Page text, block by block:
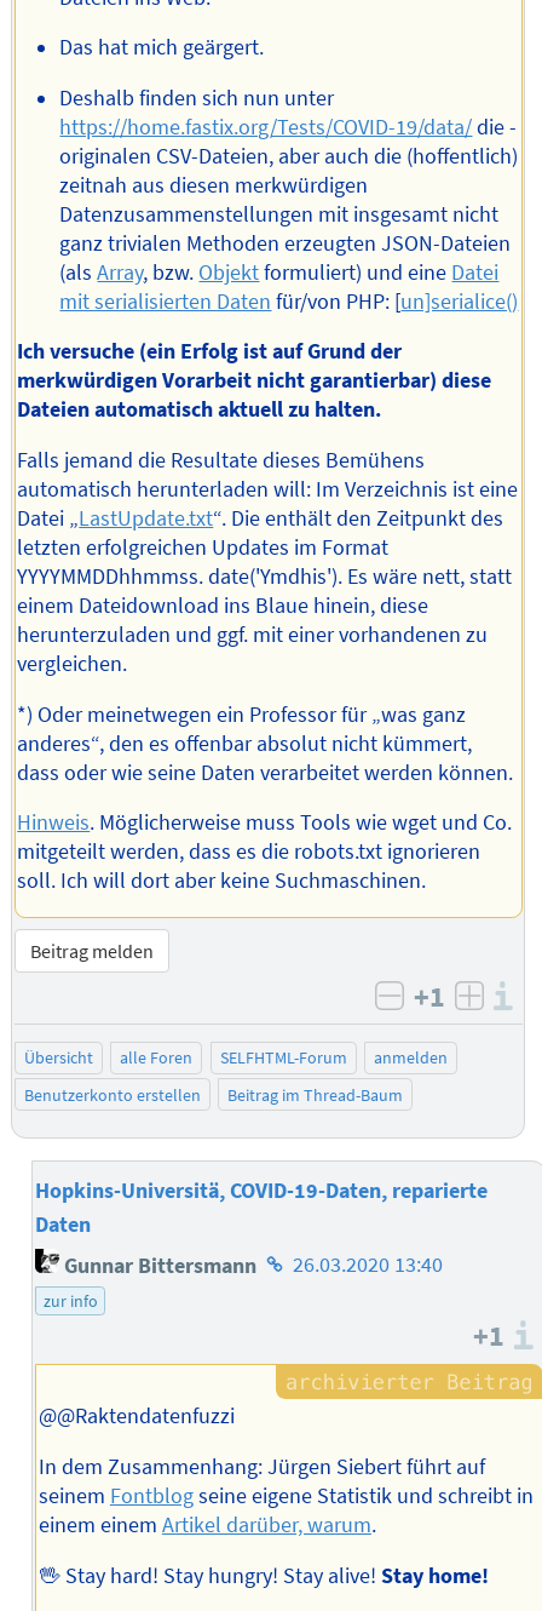
Das hat mich geärgert.
Deshalb finden sich nun unter
https://home.fastix.org/Tests/COVID-19/data/die -
originalen CSV-Dateien, aber auch die (hoffentlich)
zeitnah aus diesen merkwürdigen
Datenzusammenstellungen mit insgesamt nicht
ganz trivialen Methoden erzeugten JSON-Dateien
(alsArray, bzw. Objektformuliert) und eine Datei
mit serialisierten Daten für/von PHP: [un]serialice()
Ich versuche (ein Erfolg ist auf Grund der
merkwürdigen Vorarbeit nicht garantierbar) diese
Dateien automatisch aktuell zu halten.
Falls jemand die Resultate dieses Bemühens
automatisch herunterladen will: Im Verzeichnis ist eine
Datei „LastUpdate.txt“. Die enthält den Zeitpunkt des
letzten erfolgreichen Updates im Format
YYYYMMDDhhmmss. date('Ymdhis'). Es wäre nett, statt
einem Dateidownload ins Blaue hinein, diese
herunterzuladen und ggf. mit einer vorhandenen zu
vergleichen.
*) Oder meinetwegen ein Professor für „was ganz
anderes“, den es offenbar absolut nicht kümmert,
dass oder wie seine Daten verarbeitet werden können.
Hinweis. Möglicherweise muss Tools wie wget und Co.
mitgeteilt werden, dass es die robots.txt ignorieren
soll. Ich will dort aber keine Suchmaschinen.
Beitrag melden
negativ
+1
Übersicht alle Foren SELFHTML-Forum
anmelden
Benutzerkonto erstellen
Beitrag im Thread-Baum
Hopkins-Universitä, COVID-19-Daten, reparierte
Daten
Gunnar Bittersmann Homepage
26.03.2020 13:40
zur info
+1
@@Raktendatenfuzzi
In dem Zusammenhang: Jürgen Siebert führt auf
seinem Fontblogseine eigene Statistik und schreibt in
einem einem Artikel darüber, warum.
🖖 Stay hard! Stay hungry! Stay alive! Stay home!